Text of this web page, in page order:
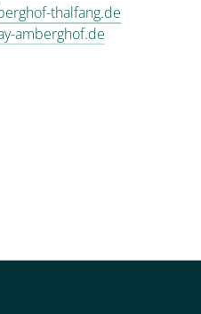
thalfang.de
amberghof.de